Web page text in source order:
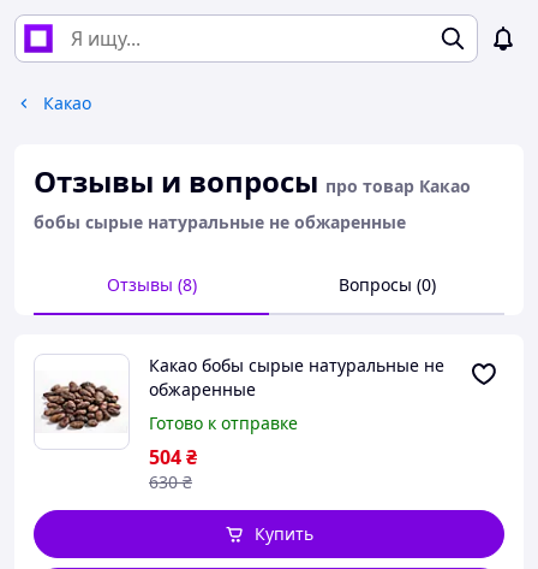
Какао
Отзывы и вопросы про товар Какао
бобы сырые натуральные не обжаренные
Отзывы (8) Вопросы (0)
Какао бобы сырые натуральные не
обжаренные
Готово к отправке
504₴
630 ₴
Купить